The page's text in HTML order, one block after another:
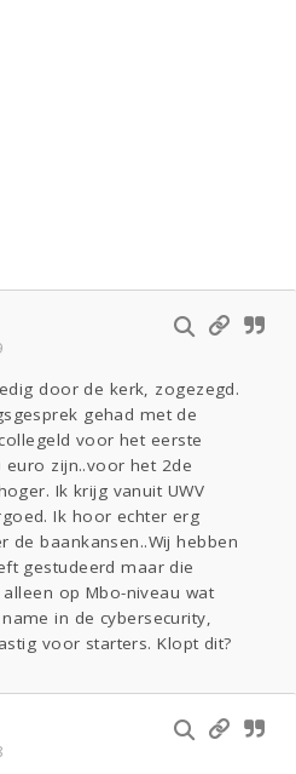
door de kerk, zogezegd.
gehad met de
voor het eerste
zijn..voor het 2de
Ik krijg vanuit UWV
Ik hoor echter erg
de baankansen..Wij hebben
gestudeerd maar die
op Mbo-niveau wat
in de cybersecurity,
voor starters. Klopt dit?